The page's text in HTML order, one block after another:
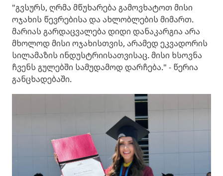
"გვსურს, ღრმა მწუხარება გამოვხატოთ მისი
ოჯახის წევრებისა და ახლობლების მიმართ.
მარიას გარდაცვალება დიდი დანაკარგია არა
მხოლოდ მისი ოჯახისთვის, არამედ ეკვადორის
სილამაზის ინდუსტრიისათვისაც. მისი ხსოვნა
ჩვენს გულებში სამუდამოდ დარჩება." - წერია
განცხადებაში.